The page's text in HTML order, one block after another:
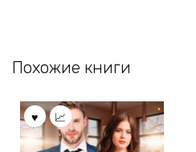
Похожие книги